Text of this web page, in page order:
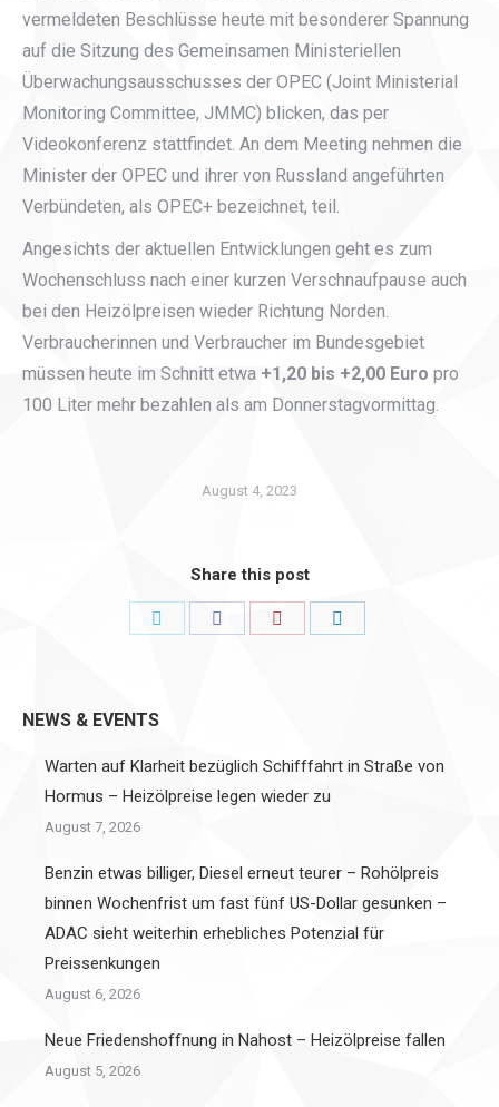
vermeldeten Beschlüsse heute mit besonderer Spannung
auf die Sitzung des Gemeinsamen Ministeriellen
Überwachungsausschusses der OPEC (Joint Ministerial
Monitoring Committee, JMMC) blicken, das per
Videokonferenz stattfindet. An dem Meeting nehmen die
Minister der OPEC und ihrer von Russland angeführten
Verbündeten, als OPEC+ bezeichnet, teil.
Angesichts der aktuellen Entwicklungen geht es zum
Wochenschluss nach einer kurzen Verschnaufpause auch
bei den Heizölpreisen wieder Richtung Norden.
Verbraucherinnen und Verbraucher im Bundesgebiet
müssen heute im Schnitt etwa +1,20 bis +2,00 Euro pro
100 Liter mehr bezahlen als am Donnerstagvormittag.
August 4, 2023
Share this post
NEWS & EVENTS
Warten auf Klarheit bezüglich Schifffahrt in Straße von
Hormus – Heizölpreise legen wieder zu
August 7, 2026
Benzin etwas billiger, Diesel erneut teurer – Rohölpreis
binnen Wochenfrist um fast fünf US-Dollar gesunken –
ADAC sieht weiterhin erhebliches Potenzial für
Preissenkungen
August 6, 2026
Neue Friedenshoffnung in Nahost – Heizölpreise fallen
August 5, 2026